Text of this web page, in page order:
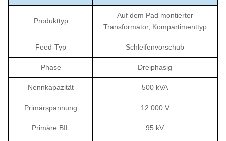
Produkttyp
Auf dem Pad montierter
Transformator, Kompartimenttyp
Feed-Typ Schleifenvorschub
Phase Dreiphasig
Nennkapazität 500 kVA
Primärspannung 12.000 V
Primäre BIL 95 kV